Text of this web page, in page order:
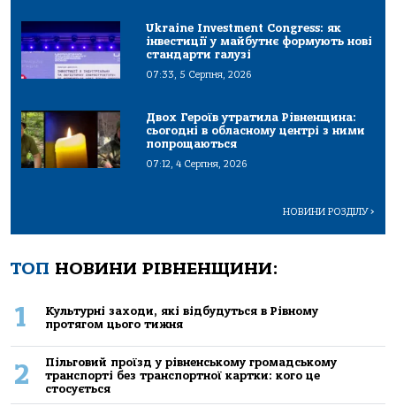
Ukraine Investment Congress: як
інвестиції у майбутнє формують нові
стандарти галузі
07:33, 5 Серпня, 2026
Двох Героїв утратила Рівненщина:
сьогодні в обласному центрі з ними
попрощаються
07:12, 4 Серпня, 2026
НОВИНИ РОЗДІЛУ>
ТОП НОВИНИ РІВНЕНЩИНИ:
1
Культурні заходи, які відбудуться в Рівному
протягом цього тижня
2
Пільговий проїзд у рівненському громадському
транспорті без транспортної картки: кого це
стосується